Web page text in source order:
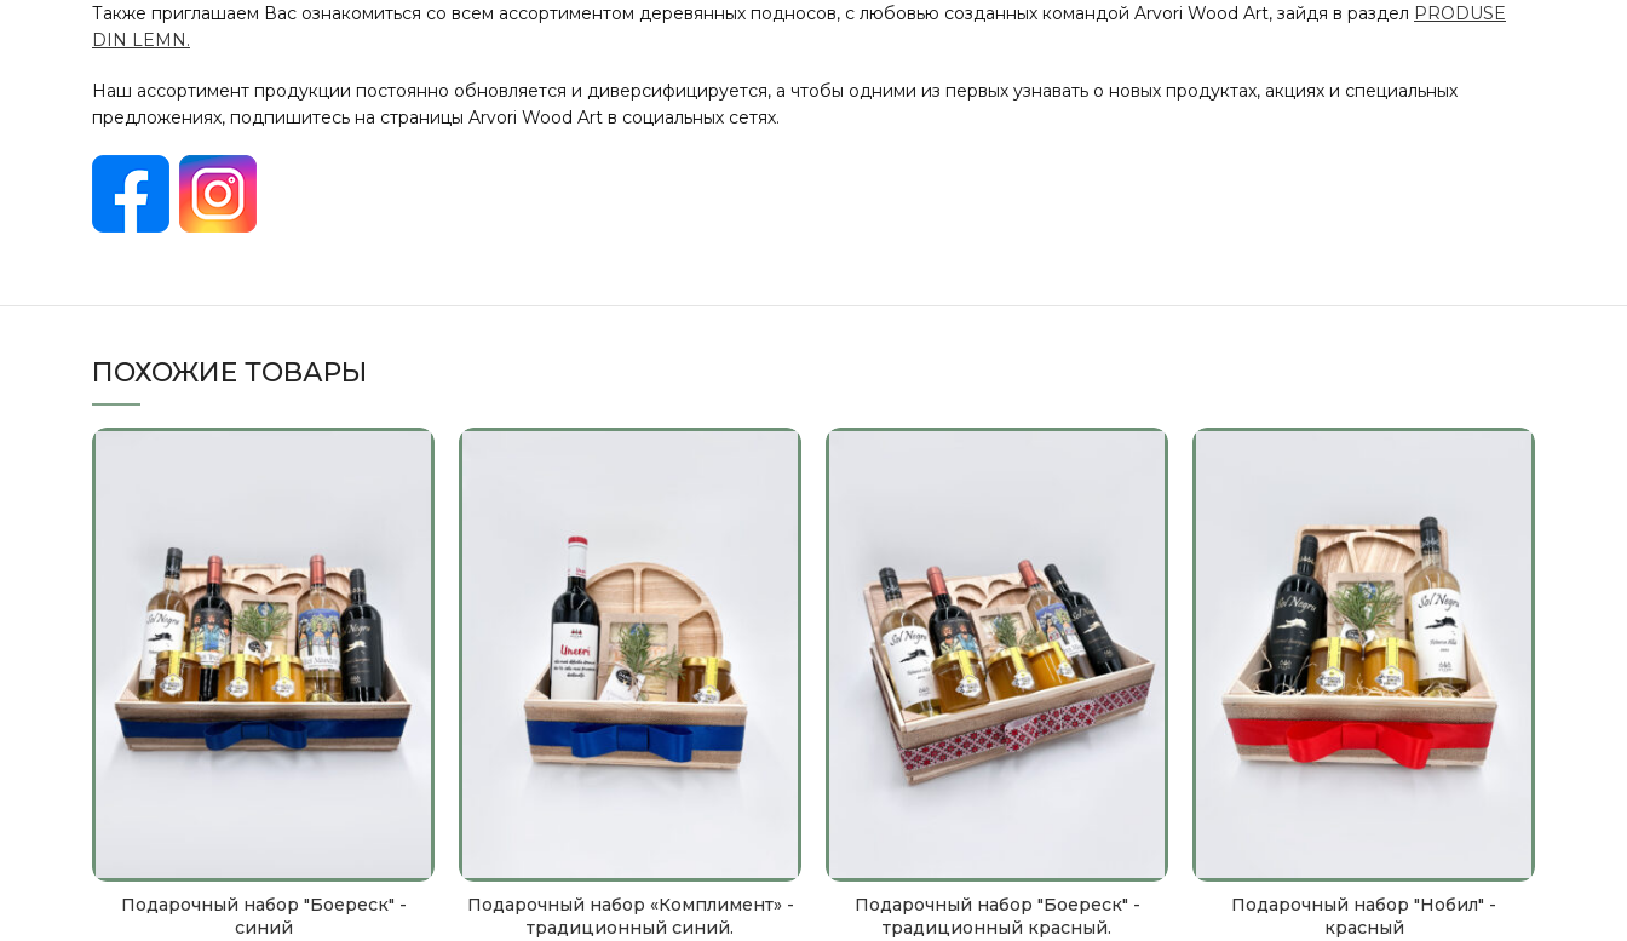
Также приглашаем Вас ознакомиться со всем ассортиментом деревянных подносов, с любовью созданных командой Arvori Wood Art, зайдя в раздел PRODUSE
DIN LEMN.
Наш ассортимент продукции постоянно обновляется и диверсифицируется, а чтобы одними из первых узнавать о новых продуктах, акциях и специальных
предложениях, подпишитесь на страницы Arvori Wood Art в социальных сетях.
ПОХОЖИЕ ТОВАРЫ
Подарочный набор "Боереск" -
синий
Подарочный набор «Комплимент» -
традиционный синий.
Подарочный набор "Боереск" -
традиционный красный.
Подарочный набор "Нобил" -
красный